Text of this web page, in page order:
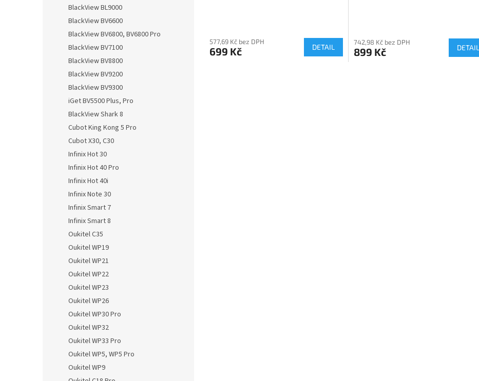
BlackView BL9000
BlackView BV6600
BlackView BV6800, BV6800 Pro
BlackView BV7100
BlackView BV8800
BlackView BV9200
BlackView BV9300
iGet BV5500 Plus, Pro
BlackView Shark 8
Cubot King Kong 5 Pro
Cubot X30, C30
Infinix Hot 30
Infinix Hot 40 Pro
Infinix Hot 40i
Infinix Note 30
Infinix Smart 7
Infinix Smart 8
Oukitel C35
Oukitel WP19
Oukitel WP21
Oukitel WP22
Oukitel WP23
Oukitel WP26
Oukitel WP30 Pro
Oukitel WP32
Oukitel WP33 Pro
Oukitel WP5, WP5 Pro
Oukitel WP9
577,69 Kč bez DPH
699 Kč DETAIL
742,98 Kč bez DPH
899 Kč DETAIL